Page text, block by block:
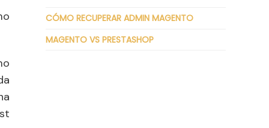
CÓMO RECUPERAR ADMIN MAGENTO
MAGENTO VS PRESTASHOP